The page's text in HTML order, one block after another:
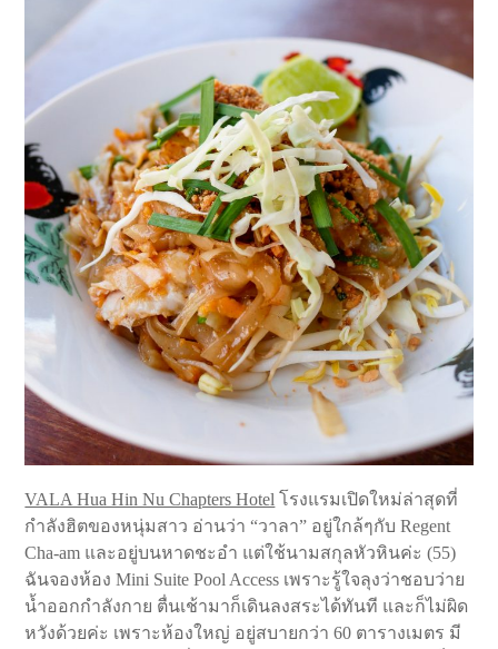
VALA Hua Hin Nu Chapters Hotel โรงแรมเปิดใหม่ล่าสุดที่
กำลังฮิตของหนุ่มสาว อ่านว่า “วาลา” อยู่ใกล้ๆกับ Regent
Cha-am และอยู่บนหาดชะอำ แต่ใช้นามสกุลหัวหินค่ะ (55)
ฉันจองห้อง Mini Suite Pool Access เพราะรู้ใจลุงว่าชอบว่าย
น้ำออกกำลังกาย ตื่นเช้ามาก็เดินลงสระได้ทันที และก็ไม่ผิด
หวังด้วยค่ะ เพราะห้องใหญ่ อยู่สบายกว่า 60 ตารางเมตร มี